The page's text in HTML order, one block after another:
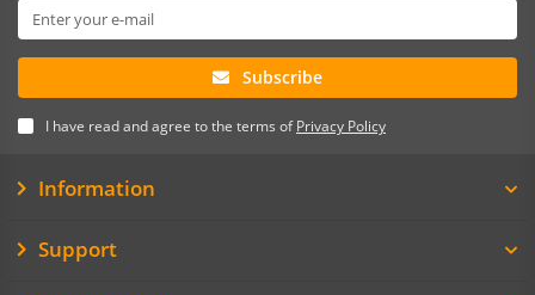
Subscribe
I have read and agree to the terms ofPrivacy Policy
Information
Support